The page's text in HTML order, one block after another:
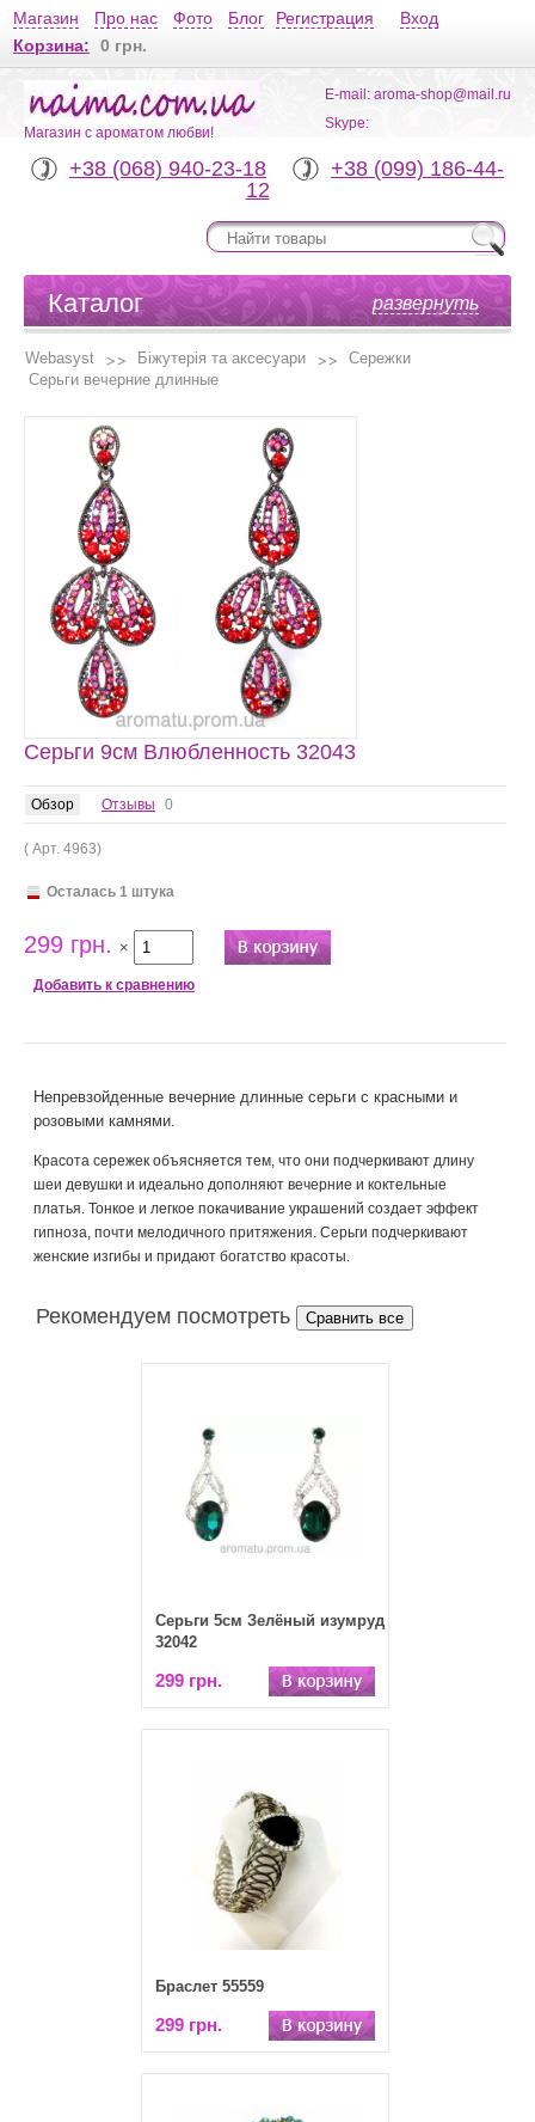
Магазин Про нас Фото Блог Регистрация
Вход
Корзина:
0 грн.
Магазин с ароматом любви!
+38 (068) 940-23-18
+38 (099) 186-44-
12
E-mail: aroma-shop@mail.ru
Skype:
развернуть
Каталог
Webasyst Біжутерія та аксесуари
Сережки
Серьги вечерние длинные
Серьги 9см Влюбленность 32043
Обзор Отзывы 0
( Арт. 4963)
Осталась 1 штука
299 грн. ×
Добавить к сравнению
Непревзойденные вечерние длинные серьги с красными и
розовыми камнями.
Красота сережек объясняется тем, что они подчеркивают длину
шеи девушки и идеально дополняют вечерние и коктельные
платья. Тонкое и легкое покачивание украшений создает эффект
гипноза, почти мелодичного притяжения. Серьги подчеркивают
женские изгибы и придают богатство красоты.
Рекомендуем посмотреть
Серьги 5см Зелёный изумруд
32042
299 грн.
Браслет 55559
299 грн.